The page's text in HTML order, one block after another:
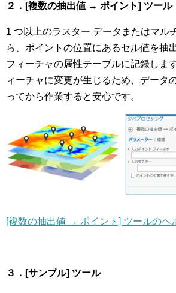
２．[複数の抽出値 → ポイント] ツール
1 つ以上のラスター データまたはマル
ら、ポイントの位置にあるセル値を抽
フィーチャの属性テーブルに記録しま
ィーチャに変更が生じるため、データ
ってから作業すると安心です。
[複数の抽出値 → ポイント] ツールのヘ
３．[サンプル] ツール